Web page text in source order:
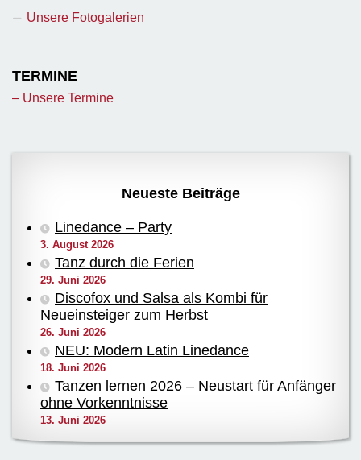
Unsere Fotogalerien
TERMINE
– Unsere Termine
Neueste Beiträge
Linedance – Party
3. August 2026
Tanz durch die Ferien
29. Juni 2026
Discofox und Salsa als Kombi für
Neueinsteiger zum Herbst
26. Juni 2026
NEU: Modern Latin Linedance
18. Juni 2026
Tanzen lernen 2026 – Neustart für Anfänger
ohne Vorkenntnisse
13. Juni 2026